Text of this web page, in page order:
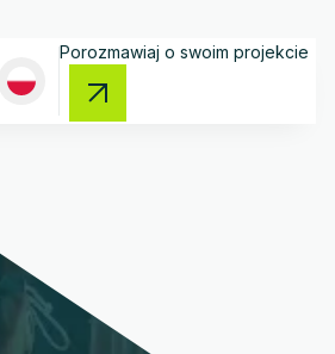
Porozmawiaj o swoim projekcie